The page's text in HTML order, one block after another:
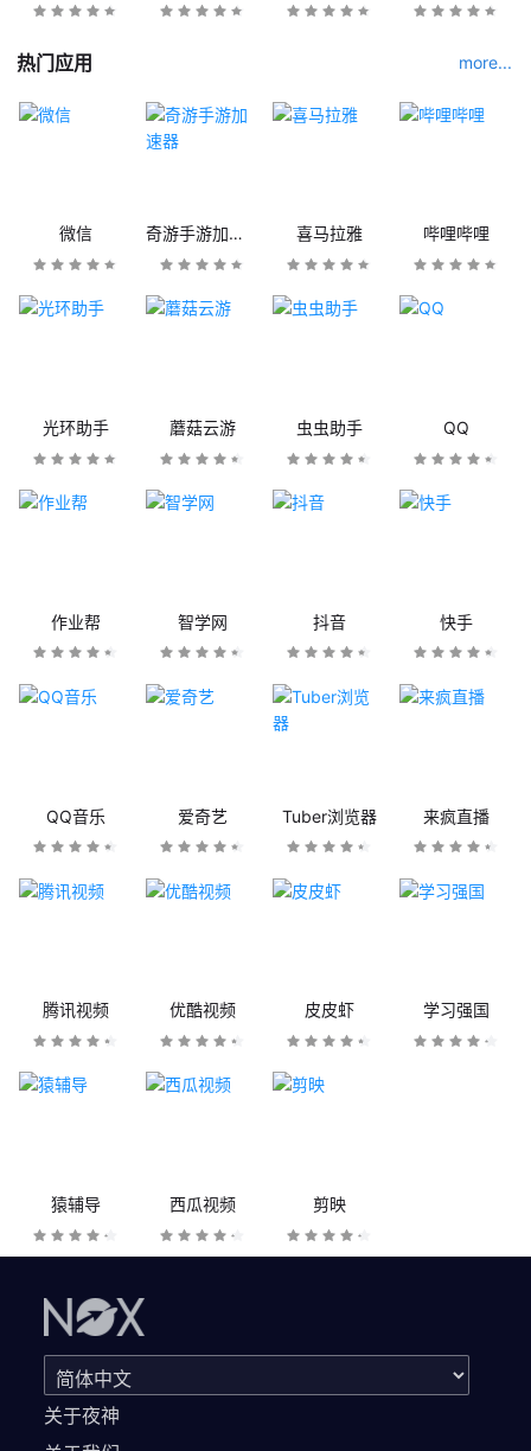
热门应用 more...
微信 奇游手游加速器 喜马拉雅 哔哩哔哩
光环助手 蘑菇云游 虫虫助手 QQ
作业帮 智学网 抖音 快手
QQ音乐 爱奇艺 Tuber浏览器 来疯直播
腾讯视频 优酷视频 皮皮虾 学习强国
猿辅导 西瓜视频 剪映
关于夜神